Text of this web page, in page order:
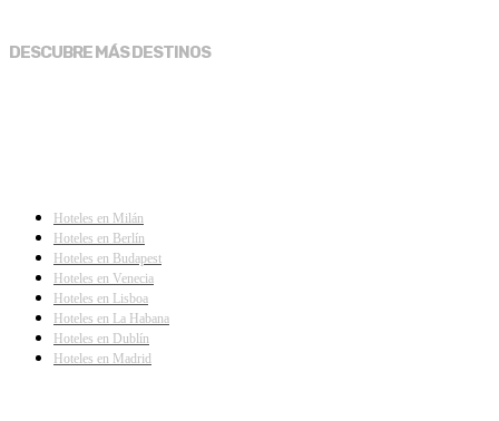
DESCUBRE MÁS DESTINOS
Hoteles en Milán
Hoteles en Berlín
Hoteles en Budapest
Hoteles en Venecia
Hoteles en Lisboa
Hoteles en La Habana
Hoteles en Dublín
Hoteles en Madrid